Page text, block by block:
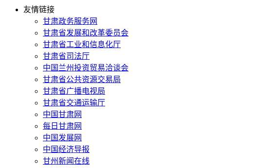
友情链接
甘肃政务服务网
甘肃省发展和改革委员会
甘肃省工业和信息化厅
甘肃省司法厅
中国兰州投资贸易洽谈会
甘肃省公共资源交易局
甘肃省广播电视局
甘肃省交通运输厅
中国甘肃网
每日甘肃网
中国发展网
中国经济导报
甘州新闻在线